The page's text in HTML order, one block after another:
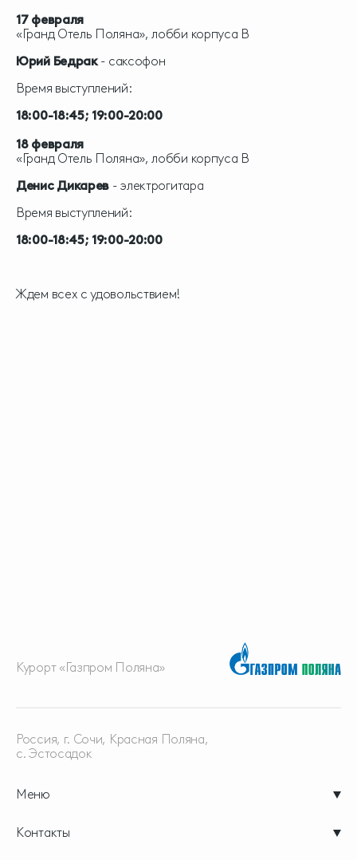
17 февраля
«Гранд Отель Поляна», лобби корпуса В
Юрий Бедрак- саксофон
Время выступлений:
18:00-18:45; 19:00-20:00
18 февраля
«Гранд Отель Поляна», лобби корпуса В
Денис Дикарев - электрогитара
Время выступлений:
18:00-18:45; 19:00-20:00
Ждем всех с удовольствием!
Курорт «Газпром Поляна»
Меню
Россия, г. Сочи, Красная Поляна,
с. Эстосадок
Контакты